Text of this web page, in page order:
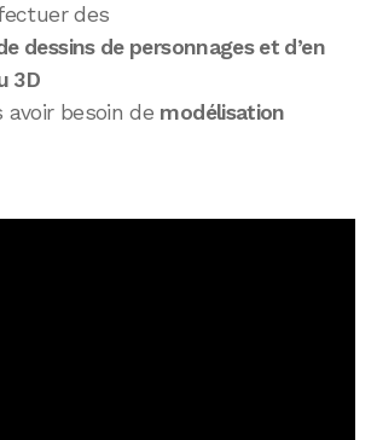
des
dessins de personnages et d’en
3D
avoir besoin de modélisation